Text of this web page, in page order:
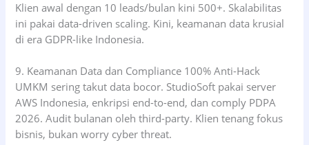
Klien awal dengan 10 leads/bulan kini 500+. Skalabilitas
ini pakai data-driven scaling. Kini, keamanan data krusial
di era GDPR-like Indonesia.
9. Keamanan Data dan Compliance 100% Anti-Hack
UMKM sering takut data bocor. StudioSoft pakai server
AWS Indonesia, enkripsi end-to-end, dan comply PDPA
2026. Audit bulanan oleh third-party. Klien tenang fokus
bisnis, bukan worry cyber threat.